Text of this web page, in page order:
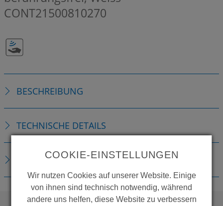
CONT21500810270
BESCHREIBUNG
TECHNISCHE DETAILS
DOWNLOADS
COOKIE-EINSTELLUNGEN
Wir nutzen Cookies auf unserer Website. Einige
von ihnen sind technisch notwendig, während
andere uns helfen, diese Website zu verbessern